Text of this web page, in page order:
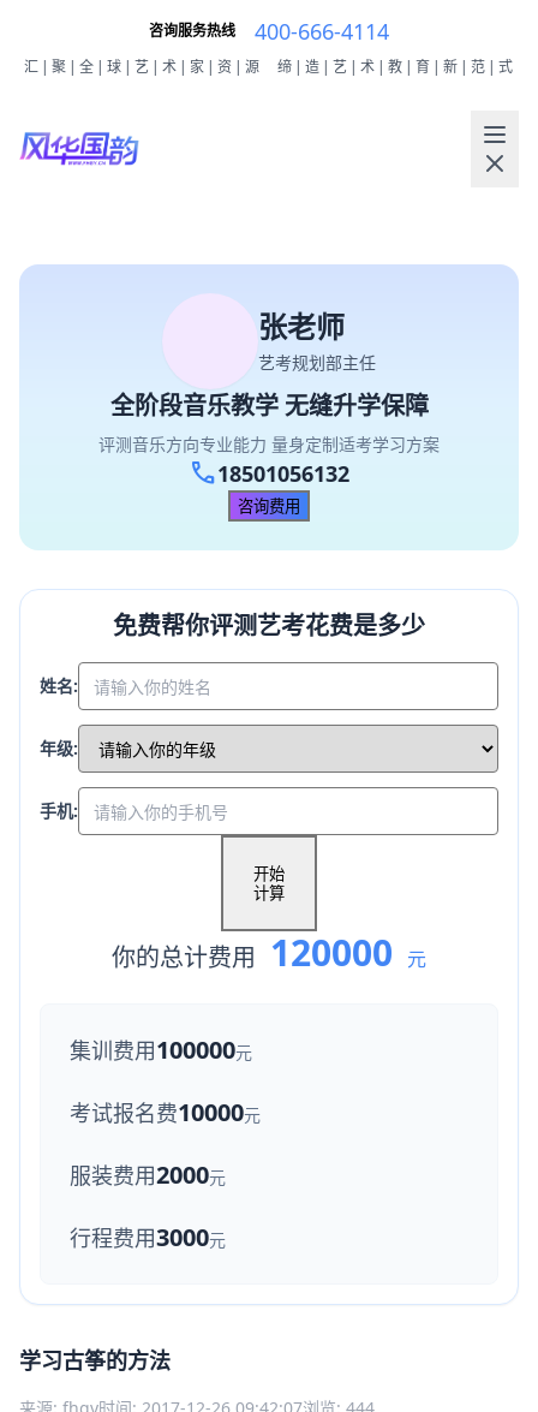
咨询服务热线 400-666-4114
汇|聚|全|球|艺|术|家|资|源 缔|造|艺|术|教|育|新|范|式
张老师
艺考规划部主任
全阶段音乐教学 无缝升学保障
评测音乐方向专业能力 量身定制适考学习方案
call18501056132
咨询费用
免费帮你评测艺考花费是多少
姓名:
年级:
手机:
开始
你的总计费用 120000 元
集训费用 100000元
考试报名费 10000元
服装费用2000元
行程费用3000元
学习古筝的方法